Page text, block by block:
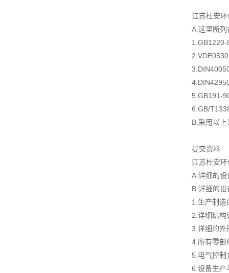
江苏杜安
A.这里所
1.GB1220-
5.GB191-
6.GB/
B.采用以
提交资料
江苏杜安
A.详细的
B.详细的
1.生产制造
2.详细结构
3.详细的外
4.所有零部
5.电气控制
6.设备生产